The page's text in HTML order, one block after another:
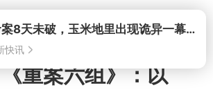
打开西平命案8天未破，玉米地里出现诡异一幕，我突然想起了欧金中
快讯
重案六组》：以